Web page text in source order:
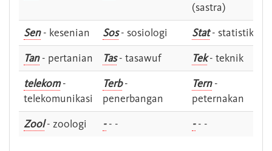
(sastra)
Sen- kesenian Sos- sosiologi Stat- statistik
Tan- pertanian Tas- tasawuf Tek- teknik
telekom-
telekomunikasi
Terb-
penerbangan
Tern-
peternakan
Zool- zoologi -- - -- -